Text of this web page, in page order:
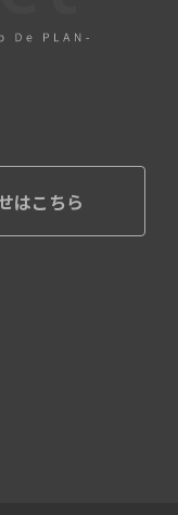
はこちら